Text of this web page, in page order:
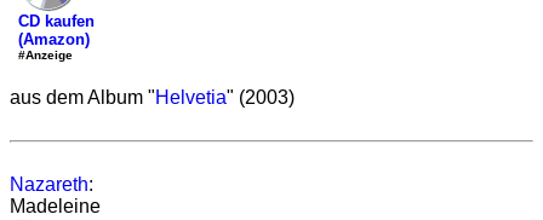
CD kaufen
(Amazon)
#Anzeige
aus dem Album "Helvetia" (2003)
Nazareth:
Madeleine